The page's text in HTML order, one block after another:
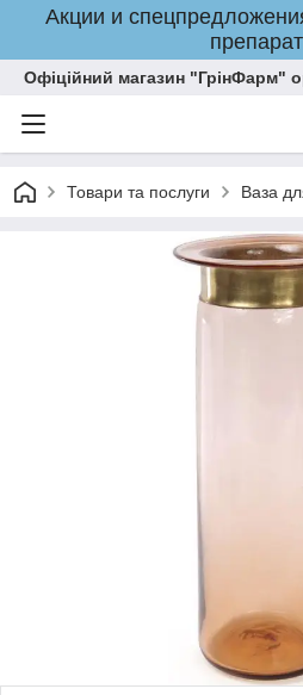
Акции и
Офіційний магазин "ГрінФарм"
Товари та послуги Ваза